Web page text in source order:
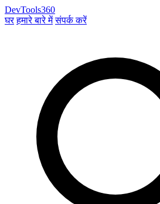
DevTools360
घर हमारे बारे में संपर्क करें